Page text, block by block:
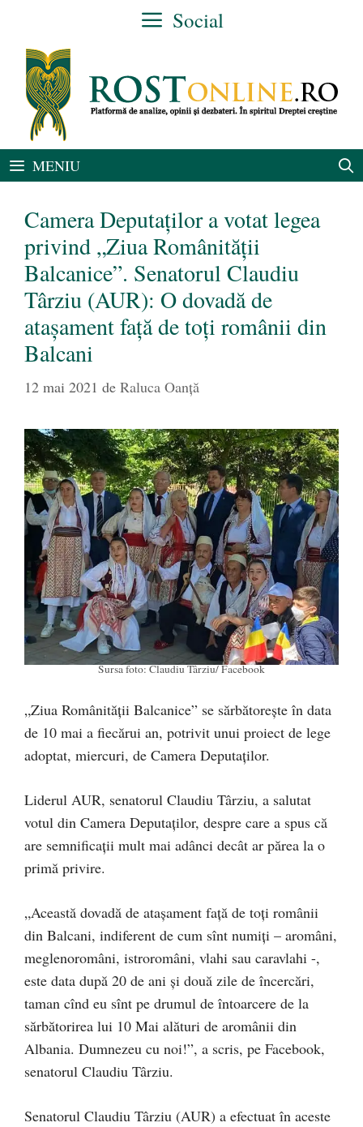
conținut
Social
MENIU
Camera Deputaţilor a votat legea
privind „Ziua Românităţii
Balcanice”. Senatorul Claudiu
Târziu (AUR): O dovadă de
atașament față de toți românii din
Balcani
12 mai 2021 de Raluca Oanță
Sursa foto: Claudiu Târziu/ Facebook
„Ziua Românităţii Balcanice” se sărbătoreşte în data
de 10 mai a fiecărui an, potrivit unui proiect de lege
adoptat, miercuri, de Camera Deputaților.
Liderul AUR, senatorul Claudiu Târziu, a salutat
votul din Camera Deputaților, despre care a spus că
are semnificații mult mai adânci decât ar părea la o
primă privire.
„Această dovadă de atașament față de toți românii
din Balcani, indiferent de cum sînt numiți – aromâni,
meglenoromâni, istroromâni, vlahi sau caravlahi -,
este data după 20 de ani și două zile de încercări,
taman cînd eu sînt pe drumul de întoarcere de la
sărbătorirea lui 10 Mai alături de aromânii din
Albania. Dumnezeu cu noi!”, a scris, pe Facebook,
senatorul Claudiu Târziu.
Senatorul Claudiu Târziu (AUR) a efectuat în aceste